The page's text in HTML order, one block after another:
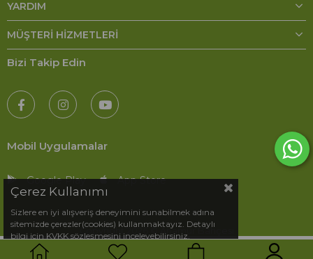
YARDIM
MÜŞTERI HIZMETLERI
Bizi Takip Edin
Mobil Uygulamalar
Google Play App Store
Copyright 2026 © Anamur Bahçesi
Çerez Kullanımı
Sizlere en iyi alışveriş deneyimini sunabilmek adına
sitemizde çerezler(cookies) kullanmaktayız. Detaylı
bilgi için KVKK sözleşmesini inceleyebilirsiniz.